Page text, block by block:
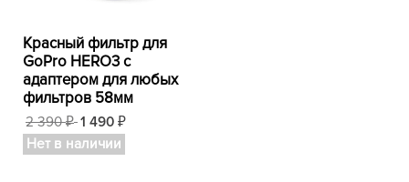
Красный фильтр для
GoPro HERO3 с
адаптером для любых
фильтров 58мм
2 390₽ 1 490 ₽
Нет в наличии